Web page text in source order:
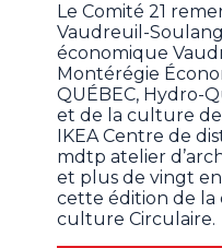
Le Comité 21
Vaudreuil-
économique
Montérégie
QUÉBEC, Hydro-
et de la culture
IKEA Centre de
mdtp atelier
et plus de vingt
cette édition de la
culture Circulaire.